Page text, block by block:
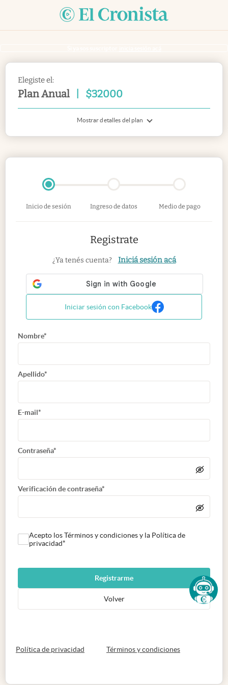
Elegiste el:
Plan Anual $32000
Mostrar detalles del plan
Inicio de sesión Ingreso de datos Medio de pago
Registrate
¿Ya tenés cuenta? Iniciá sesión acá
Iniciar sesión con Facebook
Nombre*
Apellido*
E-mail*
Contraseña*
Verificación de contraseña*
Acepto los Términos y condiciones y la Política de
privacidad*
Registrarme
Volver
Política de privacidad abre en nueva pestaña
Términos y condicionesabre en nueva